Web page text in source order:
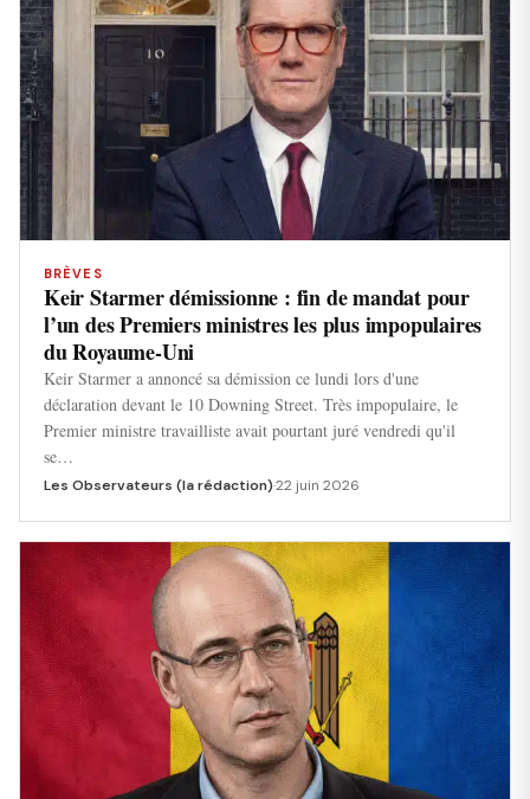
BRÈVES
Keir Starmer démissionne : fin de mandat pour
l’un des Premiers ministres les plus impopulaires
du Royaume-Uni
Keir Starmer a annoncé sa démission ce lundi lors d'une
déclaration devant le 10 Downing Street. Très impopulaire, le
Premier ministre travailliste avait pourtant juré vendredi qu'il
se…
Les Observateurs (la rédaction)·22 juin 2026